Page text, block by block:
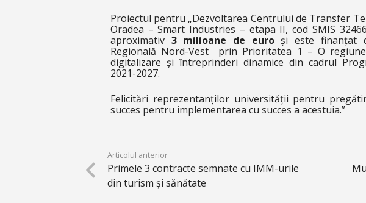
Proiectul pentru „Dezvoltarea Centrului de Transfer
Oradea – Smart Industries – etapa II, cod SMIS
aproximativ 3 milioane de euroși este finanțat
Regională Nord-Vest prin Prioritatea 1 – O
digitalizare și întreprinderi dinamice din cadrul
2021-2027.
Felicitări reprezentanților universității pentru
succes pentru implementarea cu succes a acestuia.”
Articolul anterior
Primele 3 contracte semnate cu IMM-urile
din turism și sănătate